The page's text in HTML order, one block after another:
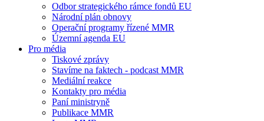
Odbor strategického rámce fondů EU
Národní plán obnovy
Operační programy řízené MMR
Územní agenda EU
Pro média
Tiskové zprávy
Stavíme na faktech - podcast MMR
Mediální reakce
Kontakty pro média
Paní ministryně
Publikace MMR